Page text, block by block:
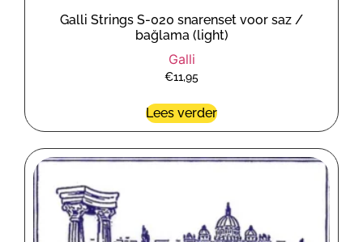
Galli Strings S-020 snarenset voor saz /
bağlama (light)
Galli
€11,95
Lees verder